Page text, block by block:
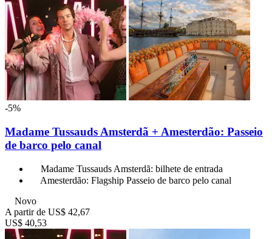
-5%
Madame Tussauds Amsterdã + Amesterdão: Passeio
de barco pelo canal
Madame Tussauds Amsterdã: bilhete de entrada
Amesterdão: Flagship Passeio de barco pelo canal
Novo
A partir de US$ 42,67
US$ 40,53